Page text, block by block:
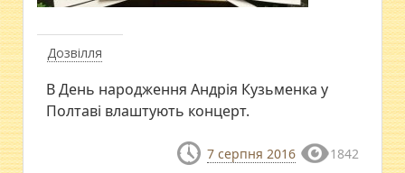
Дозвілля
В День народження Андрія Кузьменка у
Полтаві влаштують концерт.
7 серпня 2016 1842